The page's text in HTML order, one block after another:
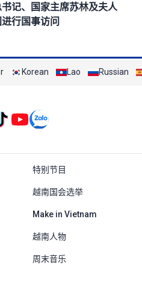
记、国家主席苏林及夫人
行国事访问
Korean Lao Russian
Trung Quốc
特别节目
越南国会选举
Make in Vietnam
越南人物
周末音乐